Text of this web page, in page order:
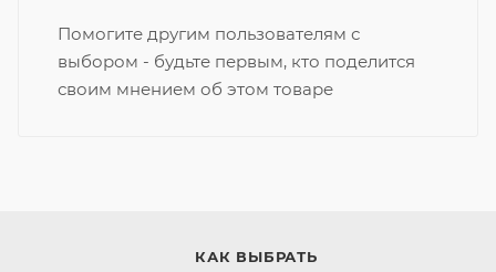
Помогите другим пользователям с
выбором - будьте первым, кто поделится
своим мнением об этом товаре
КАК ВЫБРАТЬ